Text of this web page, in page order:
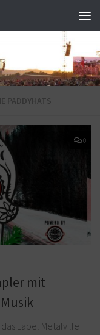
PADDYHATS
0
mit
Label Metalville